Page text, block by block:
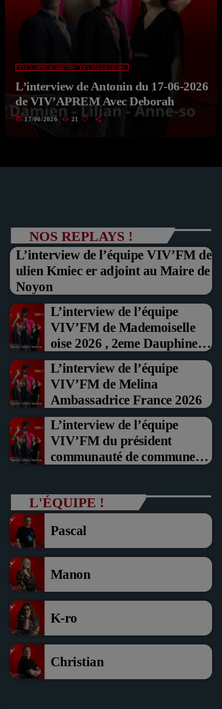
VIV'L'APREM 16H/19H - LES INTERVIEWS
L’interview de Antonin du 17-06-2026
de VIV’APREM Avec Deborah
today 17/06/2026 21
NOS REPLAYS !
L’interview de l’équipe VIV’FM de
ulien Kmiec er adjoint au Maire de
Noyon
L’interview de l’équipe
VIV’FM de Mademoiselle
oise 2026 , 2eme Dauphine et
Prix du Public , Marche aux
fruits rouge Noyon 2026
L’interview de l’équipe
VIV’FM de Melina
Ambassadrice France 2026
L’interview de l’équipe
VIV’FM du président
communauté de communes
président com de com
L'ÉQUIPE !
Pascal
Manon
K-ro
Christian